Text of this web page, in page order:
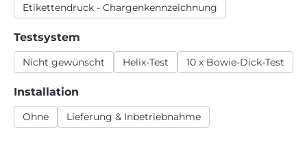
Etikettendruck - Chargenkennzeichnung
Testsystem
Nicht gewünscht Helix-Test 10 x Bowie-Dick-Test
Installation
Ohne Lieferung & Inbetriebnahme